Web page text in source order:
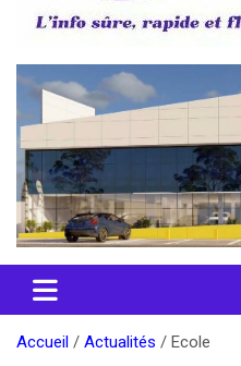
illiconews
Accueil Actualités Ecole